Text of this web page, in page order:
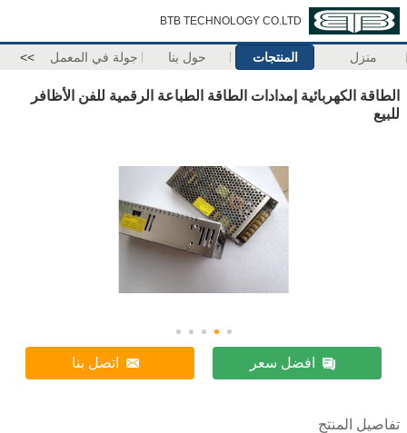
BTB TECHNOLOGY CO.LTD
منزل المنتجات حول بنا جولة في المعمل >>
الطاقة الكهربائية إمدادات الطاقة الطباعة الرقمية للفن الأظافر
للبيع
افضل سعر اتصل بنا
تفاصيل المنتج